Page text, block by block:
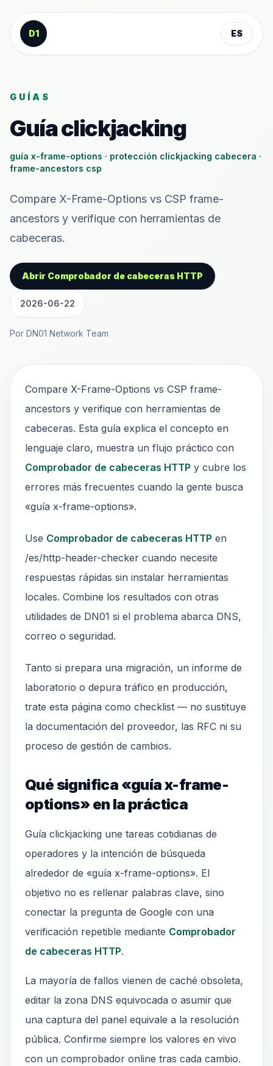
Saltar al contenido
D1
ES
GUÍAS
Guía clickjacking
guía x-frame-options · protección clickjacking cabecera ·
frame-ancestors csp
Compare X-Frame-Options vs CSP frame-
ancestors y verifique con herramientas de
cabeceras.
Abrir Comprobador de cabeceras HTTP
2026-06-22
Por DN01 Network Team
Compare X-Frame-Options vs CSP frame-
ancestors y verifique con herramientas de
cabeceras. Esta guía explica el concepto en
lenguaje claro, muestra un flujo práctico con
Comprobador de cabeceras HTTP y cubre los
errores más frecuentes cuando la gente busca
«guía x-frame-options».
Use Comprobador de cabeceras HTTP en
/es/http-header-checker cuando necesite
respuestas rápidas sin instalar herramientas
locales. Combine los resultados con otras
utilidades de DN01 si el problema abarca DNS,
correo o seguridad.
Tanto si prepara una migración, un informe de
laboratorio o depura tráfico en producción,
trate esta página como checklist — no sustituye
la documentación del proveedor, las RFC ni su
proceso de gestión de cambios.
Qué significa «guía x-frame-
options» en la práctica
Guía clickjacking une tareas cotidianas de
operadores y la intención de búsqueda
alrededor de «guía x-frame-options». El
objetivo no es rellenar palabras clave, sino
conectar la pregunta de Google con una
verificación repetible mediante Comprobador
de cabeceras HTTP.
La mayoría de fallos vienen de caché obsoleta,
editar la zona DNS equivocada o asumir que
una captura del panel equivale a la resolución
pública. Confirme siempre los valores en vivo
con un comprobador online tras cada cambio.